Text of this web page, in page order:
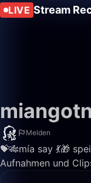
LIVE Stream
Melden
💝🎋mía say 💃🎁
Aufnahmen und